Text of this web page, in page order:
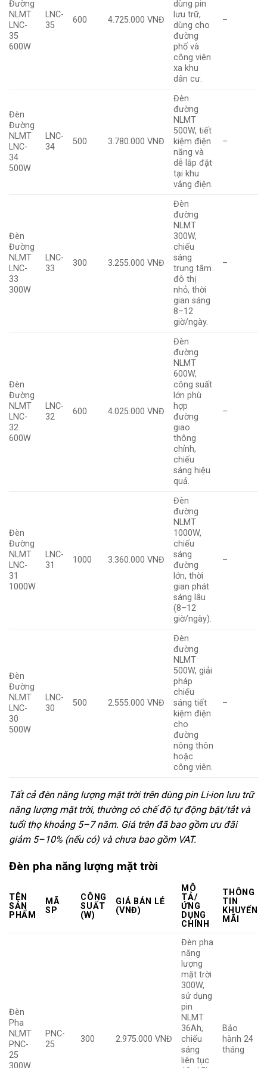
Đường
NLMT
LNC-
35
600W
LNC-
35
600 4.725.000 VNĐ
dùng pin
lưu trữ,
dùng cho
đường
phố và
công viên
xa khu
dân cư.
–
Đèn
Đường
NLMT
LNC-
34
500W
LNC-
34
500 3.780.000 VNĐ
Đèn
đường
NLMT
500W, tiết
kiệm điện
năng và
dễ lắp đặt
tại khu
vắng điện.
–
Đèn
Đường
NLMT
LNC-
33
300W
LNC-
33
300 3.255.000 VNĐ
Đèn
đường
NLMT
300W,
chiếu
sáng
trung tâm
đô thị
nhỏ, thời
gian sáng
8–12
giờ/ngày.
–
Đèn
Đường
NLMT
LNC-
32
600W
LNC-
32
600 4.025.000 VNĐ
Đèn
đường
NLMT
600W,
công suất
lớn phù
hợp
đường
giao
thông
chính,
chiếu
sáng hiệu
quả.
–
Đèn
Đường
NLMT
LNC-
31
1000W
LNC-
31
1000 3.360.000 VNĐ
Đèn
đường
NLMT
1000W,
chiếu
sáng
đường
lớn, thời
gian phát
sáng lâu
(8–12
giờ/ngày).
–
Đèn
Đường
NLMT
LNC-
30
500W
LNC-
30
500 2.555.000 VNĐ
Đèn
đường
NLMT
500W, giải
pháp
chiếu
sáng tiết
kiệm điện
cho
đường
nông thôn
hoặc
công viên.
–
Tất cả đèn năng lượng mặt trời trên dùng pin Li-ion lưu trữ
năng lượng mặt trời, thường có chế độ tự động bật/tắt và
tuổi thọ khoảng 5–7 năm. Giá trên đã bao gồm ưu đãi
giảm 5–10% (nếu có) và chưa bao gồm VAT.
Đèn pha năng lượng mặt trời
TÊN
SẢN
PHẨM
MÃ
SP
CÔNG
SUẤT
(W)
GIÁ BÁN LẺ
(VNĐ)
MÔ
TẢ/
ỨNG
DỤNG
CHÍNH
THÔNG
TIN
KHUYẾN
MÃI
Đèn
Pha
NLMT
PNC-
25
300W
PNC-
25
300 2.975.000 VNĐ
Đèn pha
năng
lượng
mặt trời
300W,
sử dụng
pin
NLMT
36Ah,
chiếu
sáng
liên tục
Bảo
hành 24
tháng